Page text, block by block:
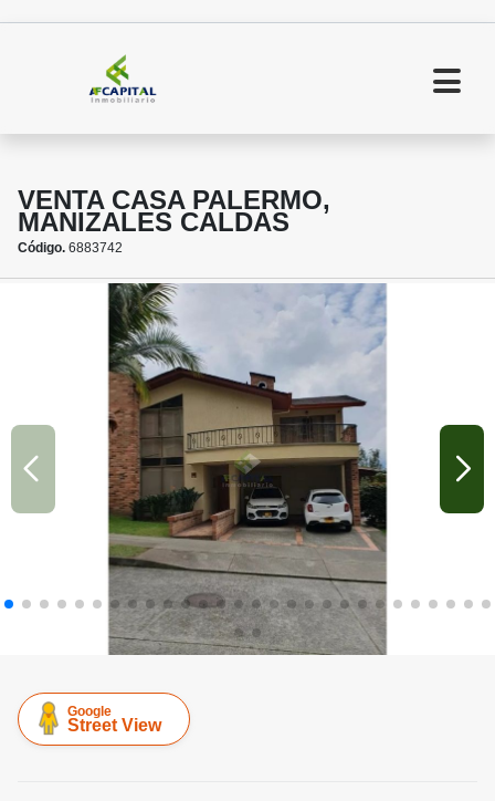
VENTA CASA PALERMO,
MANIZALES CALDAS
Código. 6883742
Google
Street View